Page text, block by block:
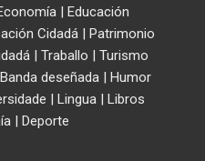
| Educación
Cidadá| Patrimonio
| Traballo | Turismo
Banda deseñada | Humor
| Lingua| Libros
| Deporte